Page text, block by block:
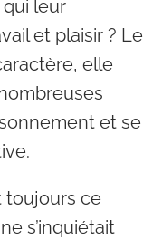
leur
et plaisir ? Le
elle
et se
toujours ce
s’inquiétait